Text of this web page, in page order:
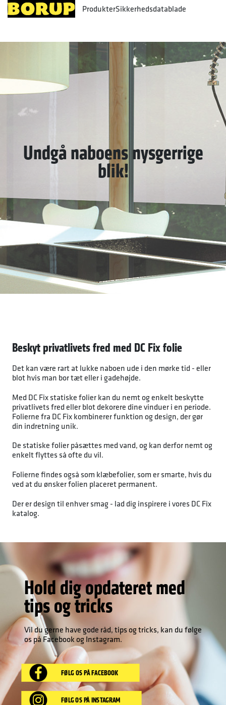
ProdukterSikkerhedsdatablade
Undgå naboens nysgerrige
blik!
Beskyt privatlivets fred med DC Fix folie
Det kan være rart at lukke naboen ude i den mørke tid - eller
blot hvis man bor tæt eller i gadehøjde.
Med DC Fix statiske folier kan du nemt og enkelt beskytte
privatlivets fred eller blot dekorere dine vinduer i en periode.
Folierne fra DC Fix kombinerer funktion og design, der gør
din indretning unik.
De statiske folier påsættes med vand, og kan derfor nemt og
enkelt flyttes så ofte du vil.
Folierne findes også som klæbefolier, som er smarte, hvis du
ved at du ønsker folien placeret permanent.
Der er design til enhver smag - lad dig inspirere i vores DC Fix
katalog.
Hold dig opdateret med
tips og tricks
Vil du gerne have gode råd, tips og tricks, kan du følge
os på Facebook og Instagram.
FØLG OS PÅ FACEBOOK
FØLG OS PÅ INSTAGRAM